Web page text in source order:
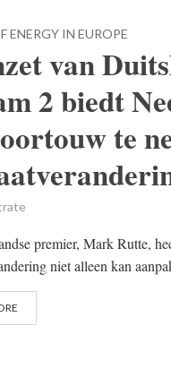
ENERGY IN EUROPE
van
2 biedt
te
premier, Mark Rutte,
niet alleen kan